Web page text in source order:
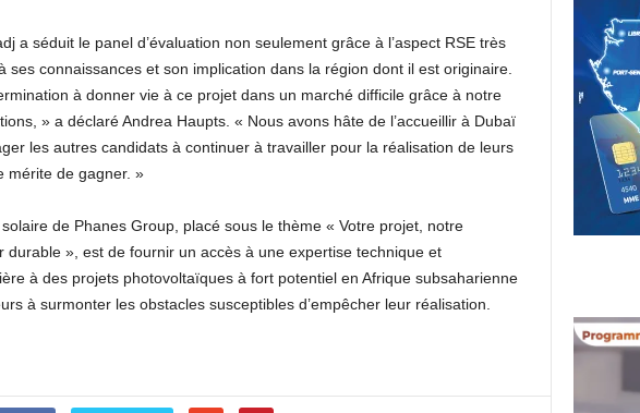
a séduit le panel d’évaluation non seulement grâce à l’aspect RSE très
ses connaissances et son implication dans la région dont il est originaire.
à donner vie à ce projet dans un marché difficile grâce à notre
» a déclaré Andrea Haupts. « Nous avons hâte de l’accueillir à Dubaï
les autres candidats à continuer à travailler pour la réalisation de leurs
mérite de gagner. »
solaire de Phanes Group, placé sous le thème « Votre projet, notre
durable », est de fournir un accès à une expertise technique et
à des projets photovoltaïques à fort potentiel en Afrique subsaharienne
à surmonter les obstacles susceptibles d’empêcher leur réalisation.